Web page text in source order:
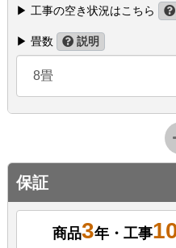
▶ 工事の空き状況はこちら
▶ 畳数 説明
8畳
保証
商品3年・工事